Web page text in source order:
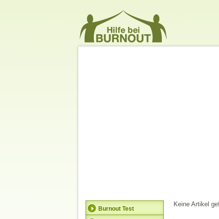
Keine Artikel
Burnout Test